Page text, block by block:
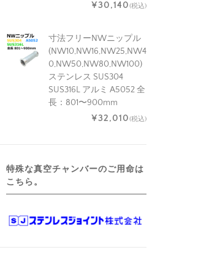
¥30,140(税込)
寸法フリーNWニップル
(NW10,NW16,NW25,NW4
0,NW50,NW80,NW100)
ステンレス SUS304
SUS316L アルミ A5052 全
長：801〜900mm
¥32,010(税込)
特殊な真空チャンバーのご用命は
こちら。